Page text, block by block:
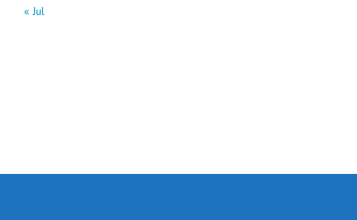
« Jul